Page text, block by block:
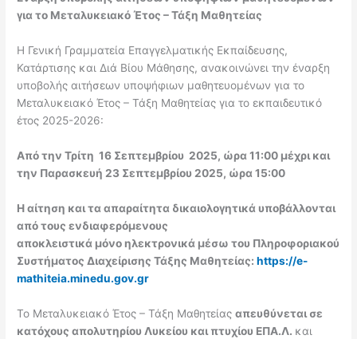
για το Μεταλυκειακό Έτος – Τάξη Μαθητείας
H Γενική Γραμματεία Επαγγελματικής Εκπαίδευσης,
Κατάρτισης και Διά Βίου Μάθησης, ανακοινώνει την έναρξη
υποβολής αιτήσεων υποψήφιων μαθητευομένων για το
Μεταλυκειακό Έτος – Τάξη Μαθητείας για το εκπαιδευτικό
έτος 2025-2026:
Από την Τρίτη 16 Σεπτεμβρίου 2025, ώρα 11:00 μέχρικαι
την Παρασκευή 23 Σεπτεμβρίου 2025, ώρα 15:00
Η αίτηση και τα απαραίτητα δικαιολογητικά υποβάλλονται
από τους ενδιαφερόμενους
αποκλειστικά μόνο ηλεκτρονικά μέσω του Πληροφοριακού
Συστήματος Διαχείρισης Τάξης Μαθητείας:https://e-
mathiteia.minedu.gov.gr
Το Μεταλυκειακό Έτος – Τάξη Μαθητείαςαπευθύνεται σε
κατόχους απολυτηρίου Λυκείου και πτυχίου ΕΠΑ.Λ. και